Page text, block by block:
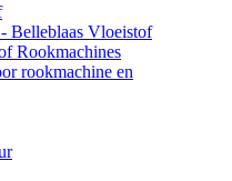
Belleblaas Vloeistof
Rookmachines
rookmachine en